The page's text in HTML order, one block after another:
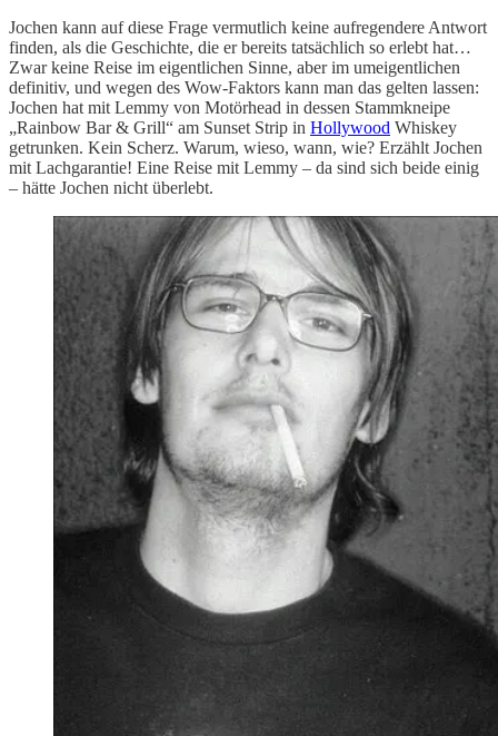
Jochen kann auf diese Frage vermutlich keine aufregendere Antwort
finden, als die Geschichte, die er bereits tatsächlich so erlebt hat…
Zwar keine Reise im eigentlichen Sinne, aber im umeigentlichen
definitiv, und wegen des Wow-Faktors kann man das gelten lassen:
Jochen hat mit Lemmy von Motörhead in dessen Stammkneipe
„Rainbow Bar & Grill“ am Sunset Strip in Hollywood Whiskey
getrunken. Kein Scherz. Warum, wieso, wann, wie? Erzählt Jochen
mit Lachgarantie! Eine Reise mit Lemmy – da sind sich beide einig
– hätte Jochen nicht überlebt.